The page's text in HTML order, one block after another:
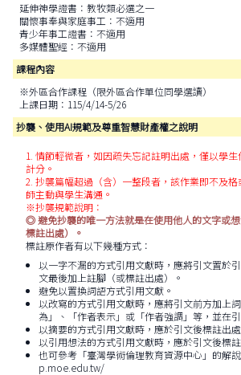
延伸神學證書：教牧類必選之一
關懷事奉與家庭事工：不適用
青少年事工證書：不適用
多媒體聖經：不適用
課程內容
※外區合作課程（限外區合作單位同學選讀）
上課日期：115/4/14-5/26
抄襲、使用AI規範及尊重智慧財產權之說明
1. 情節輕微者，如因疏失忘記註明出處，僅以學
計分。
2. 抄襲篇幅超過（含）一整段者，該作業即不及
師主動與學生溝通。
※抄襲規範說明：
◎ 避免抄襲的唯一方法就是在使用他人的文字或
標註出處）。
標註原作者有以下幾種方式：
以一字不漏的方式引用文獻時，應將引文置於
文最後加上註腳（或標註出處）。
避免以置換詞語方式引用文獻。
以改寫的方式引用文獻時，應將引文前方加上
為」、「作者表示」或「作者強調」等，並在
以摘要的方式引用文獻時，應於引文後標註出處
以引用想法的方式引用文獻時，應於引文後標
也可參考「臺灣學術倫理教育資源中心」的解說
p.moe.edu.tw/